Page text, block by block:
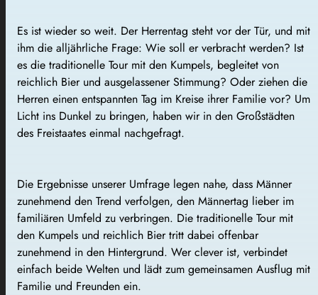
Es ist wieder so weit. Der Herrentag steht vor der Tür, und mit
ihm die alljährliche Frage: Wie soll er verbracht werden? Ist
es die traditionelle Tour mit den Kumpels, begleitet von
reichlich Bier und ausgelassener Stimmung? Oder ziehen die
Herren einen entspannten Tag im Kreise ihrer Familie vor? Um
Licht ins Dunkel zu bringen, haben wir in den Großstädten
des Freistaates einmal nachgefragt.
Die Ergebnisse unserer Umfrage legen nahe, dass Männer
zunehmend den Trend verfolgen, den Männertag lieber im
familiären Umfeld zu verbringen. Die traditionelle Tour mit
den Kumpels und reichlich Bier tritt dabei offenbar
zunehmend in den Hintergrund. Wer clever ist, verbindet
einfach beide Welten und lädt zum gemeinsamen Ausflug mit
Familie und Freunden ein.